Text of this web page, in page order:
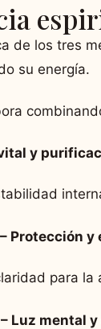
y
Protección
para
Luz mental